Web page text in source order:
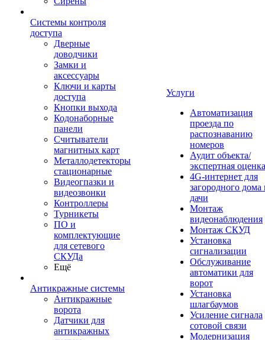
Системы контроля
доступа
Дверные
доводчики
Замки и
аксессуары
Ключи и карты
доступа
Кнопки выхода
Кодонаборные
панели
Считыватели
магнитных карт
Металлодетекторы
стационарные
Видеогпазки и
видеозвонки
Контроллеры
Турникеты
ПО и
комплектующие
для сетевого
СКУДа
Ещё
Антикражные системы
Антикражные
ворота
Датчики для
антикражных
Услуги
Автоматизация
проезда по
распознаванию
номеров
Аудит объекта/
экспертная оценка
4G-интернет для
загородного дома
дачи
Монтаж
видеонаблюдения
Монтаж СКУД
Установка
сигнализации
Обслуживание
автоматики для
ворот
Установка
шлагбаумов
Усиление сигнала
сотовой связи
Модернизация